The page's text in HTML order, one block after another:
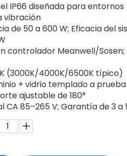
IP66 diseñada para entornos
vibración
de 50 a 600 W; Eficacia del
controlador Meanwell/Sosen;
(3000K/4000K/6500K típico)
+ vidrio templado a
ajustable de 180°
CA 85–265 V; Garantía de 3 a